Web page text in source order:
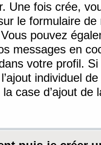
Une fois crée,
le formulaire de
pouvez
messages en
votre profil.
individuel
case d’ajout